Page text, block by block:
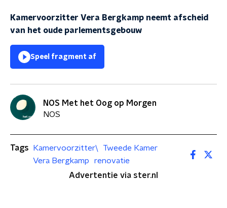
Kamervoorzitter Vera Bergkamp neemt afscheid
van het oude parlementsgebouw
Speel fragment af
NOS Met het Oog op Morgen
NOS
Tags Kamervoorzitter\
Tweede Kamer
Vera Bergkamp
renovatie
Advertentie via ster.nl